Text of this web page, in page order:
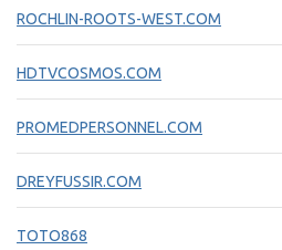
ROCHLIN-ROOTS-WEST.COM
HDTVCOSMOS.COM
PROMEDPERSONNEL.COM
DREYFUSSIR.COM
TOTO868